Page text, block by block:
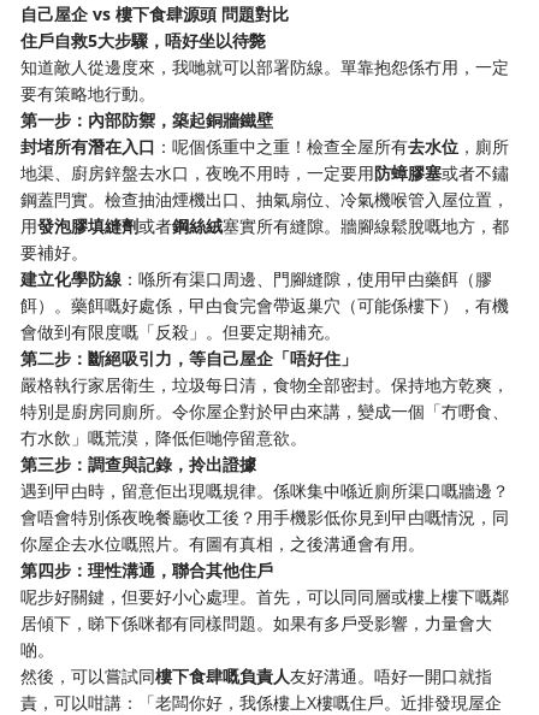
自己屋企 vs 樓下食肆源頭 問題對比
住戶自救5大步驟，唔好坐以待斃
知道敵人從邊度來，我哋就可以部署防線。單靠抱怨係冇用，一定
要有策略地行動。
第一步：內部防禦，築起銅牆鐵壁
封堵所有潛在入口 ：呢個係重中之重！檢查全屋所有去水位 ，廁所
地渠、廚房鋅盤去水口，夜晚不用時，一定要用防蟑膠塞或者不鏽
鋼蓋閂實。檢查抽油煙機出口、抽氣扇位、冷氣機喉管入屋位置，
用發泡膠填縫劑或者鋼絲絨塞實所有縫隙。牆腳線鬆脫嘅地方，都
要補好。
建立化學防線 ：喺所有渠口周邊、門腳縫隙，使用曱甴藥餌（膠
餌）。藥餌嘅好處係，曱甴食完會帶返巢穴（可能係樓下），有機
會做到有限度嘅「反殺」。但要定期補充。
第二步：斷絕吸引力，等自己屋企「唔好住」
嚴格執行家居衛生，垃圾每日清，食物全部密封。保持地方乾爽，
特別是廚房同廁所。令你屋企對於曱甴來講，變成一個「冇嘢食、
冇水飲」嘅荒漠，降低佢哋停留意欲。
第三步：調查與記錄，拎出證據
遇到曱甴時，留意佢出現嘅規律。係咪集中喺近廁所渠口嘅牆邊？
會唔會特別係夜晚餐廳收工後？用手機影低你見到曱甴嘅情況，同
你屋企去水位嘅照片。有圖有真相，之後溝通會有用。
第四步：理性溝通，聯合其他住戶
呢步好關鍵，但要好小心處理。首先，可以同同層或樓上樓下嘅鄰
居傾下，睇下係咪都有同樣問題。如果有多戶受影響，力量會大
啲。
然後，可以嘗試同樓下食肆嘅負責人友好溝通。唔好一開口就指
責，可以咁講：「老闆你好，我係樓上X樓嘅住戶。近排發現屋企